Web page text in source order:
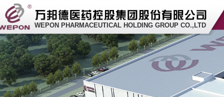
WEPON PHARMACEUTICAL HOLDING GROUP CO.,LTD